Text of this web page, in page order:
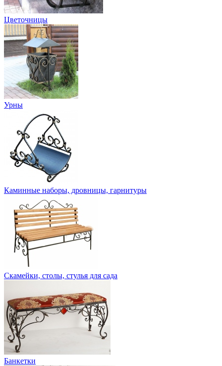
Цветочницы
Урны
Каминные наборы, дровницы, гарнитуры
Скамейки, столы, стулья для сада
Банкетки